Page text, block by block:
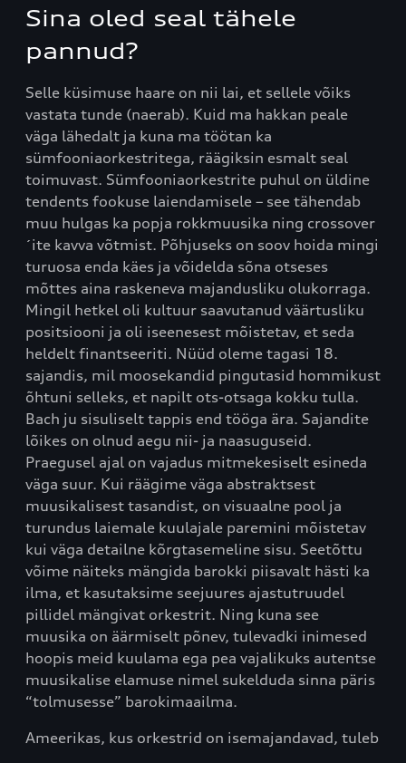
Sina oled seal tähele
pannud?
Selle küsimuse haare on nii lai, et sellele võiks
vastata tunde (naerab). Kuid ma hakkan peale
väga lähedalt ja kuna ma töötan ka
sümfooniaorkestritega, räägiksin esmalt seal
toimuvast. Sümfooniaorkestrite puhul on üldine
tendents fookuse laiendamisele – see tähendab
muu hulgas ka popja rokkmuusika ning crossover
´ite kavva võtmist. Põhjuseks on soov hoida mingi
turuosa enda käes ja võidelda sõna otseses
mõttes aina raskeneva majandusliku olukorraga.
Mingil hetkel oli kultuur saavutanud väärtusliku
positsiooni ja oli iseenesest mõistetav, et seda
heldelt finantseeriti. Nüüd oleme tagasi 18.
sajandis, mil moosekandid pingutasid hommikust
õhtuni selleks, et napilt ots-otsaga kokku tulla.
Bach ju sisuliselt tappis end tööga ära. Sajandite
lõikes on olnud aegu nii- ja naasuguseid.
Praegusel ajal on vajadus mitmekesiselt esineda
väga suur. Kui räägime väga abstraktsest
muusikalisest tasandist, on visuaalne pool ja
turundus laiemale kuulajale paremini mõistetav
kui väga detailne kõrgtasemeline sisu. Seetõttu
võime näiteks mängida barokki piisavalt hästi ka
ilma, et kasutaksime seejuures ajastutruudel
pillidel mängivat orkestrit. Ning kuna see
muusika on äärmiselt põnev, tulevadki inimesed
hoopis meid kuulama ega pea vajalikuks autentse
muusikalise elamuse nimel sukelduda sinna päris
“tolmusesse” barokimaailma.
Ameerikas, kus orkestrid on isemajandavad, tuleb